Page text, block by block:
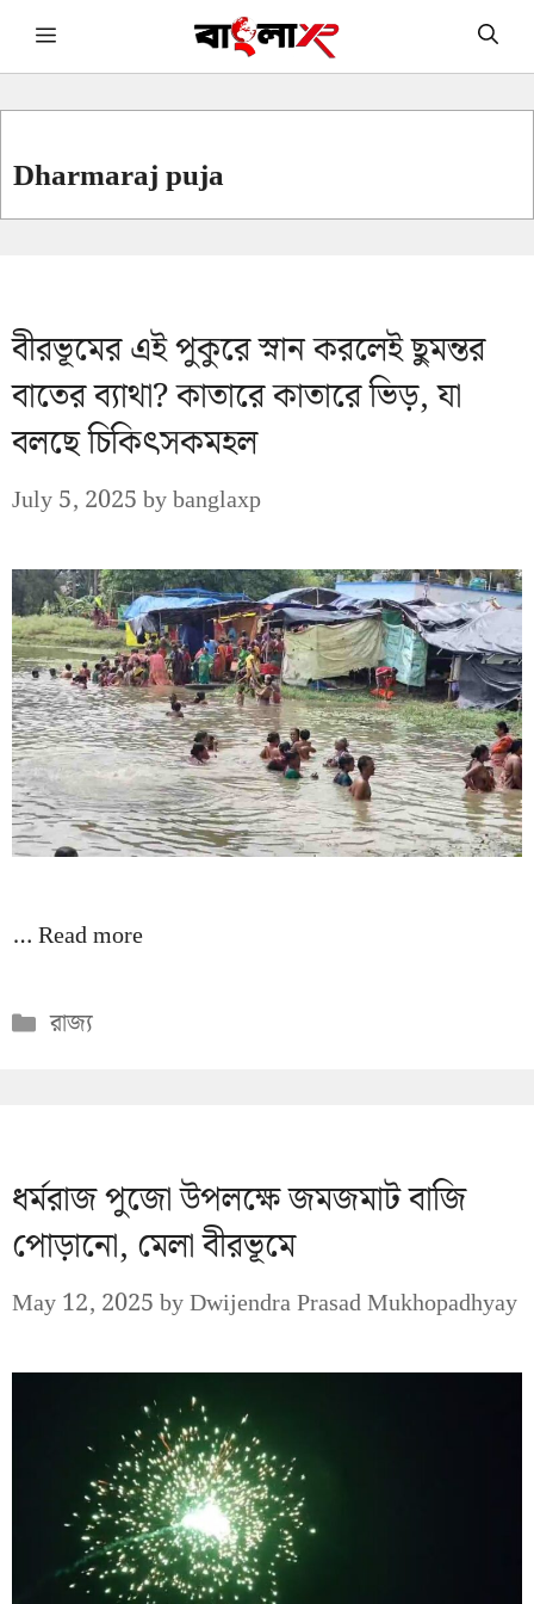
Skip Menu
Dharmaraj puja
বীরভূমের এই পুকুরে স্নান করলেই ছুমন্তর
বাতের ব্যাথা? কাতারে কাতারে ভিড়, যা
বলছে চিকিৎসকমহল
July 5, 2025bybanglaxp
…Read more
Categories
রাজ্য
ধর্মরাজ পুজো উপলক্ষে জমজমাট বাজি
পোড়ানো, মেলা বীরভূমে
May 12, 2025byDwijendra Prasad Mukhopadhyay